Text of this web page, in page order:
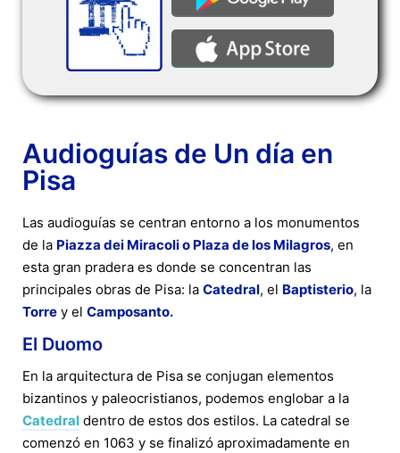
Audioguías de Un día en
Pisa
Las audioguías se centran entorno a los monumentos
de la Piazza dei Miracoli o Plaza de los Milagros, en
esta gran pradera es donde se concentran las
principales obras de Pisa: la Catedral, el Baptisterio, la
Torre y el Camposanto.
El Duomo
En la arquitectura de Pisa se conjugan elementos
bizantinos y paleocristianos, podemos englobar a la
Catedral dentro de estos dos estilos. La catedral se
comenzó en 1063 y se finalizó aproximadamente en